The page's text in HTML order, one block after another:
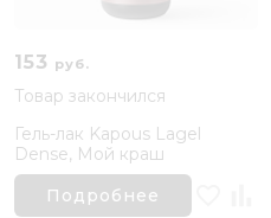
153 руб.
Товар закончился
Гель-лак Kapous Lagel
Dense, Мой краш
Подробнее